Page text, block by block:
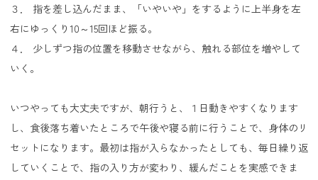
３． 指を差し込んだまま、「いやいや」をするように上半身を左
右にゆっくり10～15回ほど振る。
４． 少しずつ指の位置を移動させながら、触れる部位を増やして
いく。
いつやっても大丈夫ですが、朝行うと、１日動きやすくなります
し、食後落ち着いたところで午後や寝る前に行うことで、身体のリ
セットになります。最初は指が入らなかったとしても、毎日繰り返
していくことで、指の入り方が変わり、緩んだことを実感できま